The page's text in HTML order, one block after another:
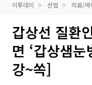
이투데이 산업 의료/바
갑상선 질환
면 ‘갑상샘
강~쏙]